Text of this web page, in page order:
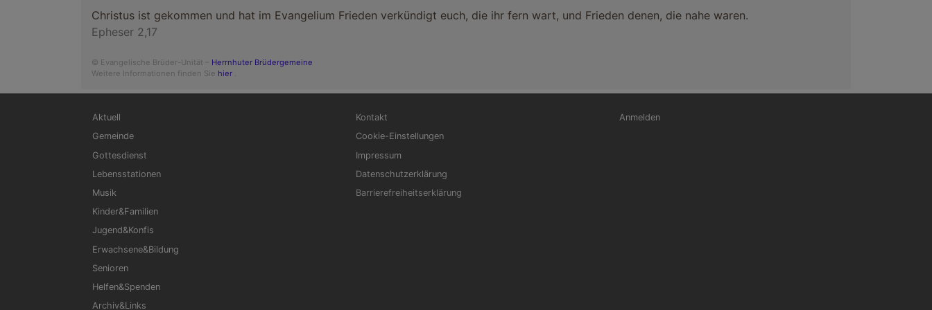
Christus ist gekommen und hat im Evangelium Frieden verkündigt euch, die ihr fern wart, und Frieden denen, die nahe waren.
Epheser 2,17
© Evangelische Brüder-Unität – Herrnhuter Brüdergemeine
Weitere Informationen finden Sie hier .
Hauptnavigation
Aktuell
Gemeinde
Gottesdienst
Lebensstationen
Musik
Kinder&Familien
Jugend&Konfis
Erwachsene&Bildung
Senioren
Helfen&Spenden
Archiv&Links
Fußbereichsmenü
Kontakt
Cookie-Einstellungen
Impressum
Datenschutzerklärung
Barrierefreiheitserklärung
Benutzermenü
Anmelden